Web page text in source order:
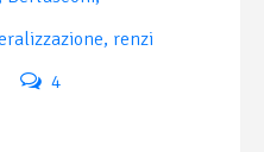
, renzi
4